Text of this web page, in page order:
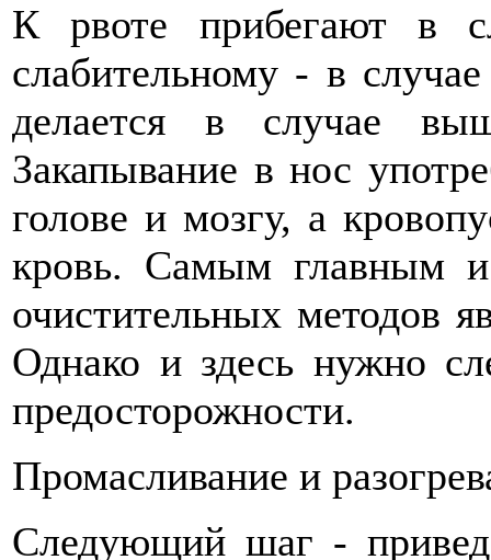
К рвоте прибегают в
слабительному - в
делается в случае
Закапывание в нос
голове и мозгу, а
кровь. Самым главным и
очистительных методов
Однако и здесь нужно
предосторожности.
Промасливание и
Следующий шаг -